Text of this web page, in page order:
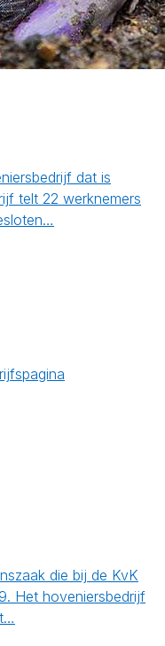
dat is
telt 22 werknemers
die bij de KvK
Het hoveniersbedrijf